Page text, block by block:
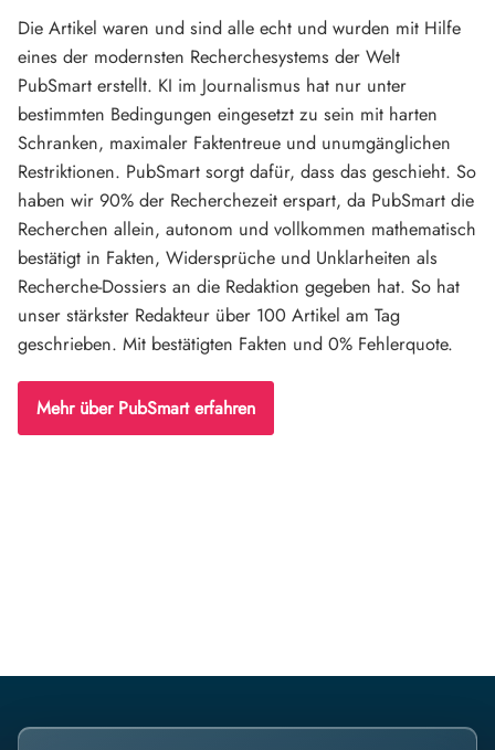
Die Artikel waren und sind alle echt und wurden mit Hilfe
eines der modernsten Recherchesystems der Welt
PubSmart erstellt. KI im Journalismus hat nur unter
bestimmten Bedingungen eingesetzt zu sein mit harten
Schranken, maximaler Faktentreue und unumgänglichen
Restriktionen. PubSmart sorgt dafür, dass das geschieht. So
haben wir 90% der Recherchezeit erspart, da PubSmart die
Recherchen allein, autonom und vollkommen mathematisch
bestätigt in Fakten, Widersprüche und Unklarheiten als
Recherche-Dossiers an die Redaktion gegeben hat. So hat
unser stärkster Redakteur über 100 Artikel am Tag
geschrieben. Mit bestätigten Fakten und 0% Fehlerquote.
Mehr über PubSmart erfahren